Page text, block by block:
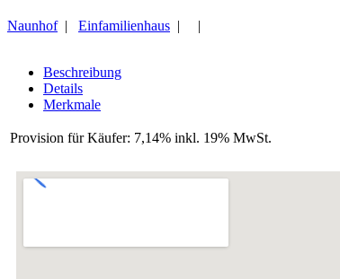
Naunhof| Einfamilienhaus | |
Beschreibung
Details
Merkmale
Provision für Käufer: 7,14% inkl. 19% MwSt.